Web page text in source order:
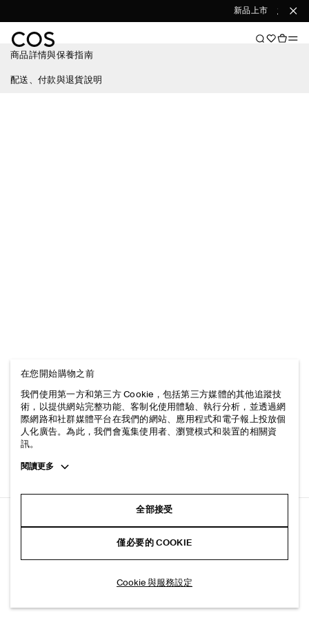
新品上市 選購女裝
商品詳情與保養指南
配送、付款與退貨說明
在您開始購物之前
我們使用第一方和第三方 Cookie，包括第三方媒體的其他追蹤技
術，以提供網站完整功能、客制化使用體驗、執行分析，並透過網
際網路和社群媒體平台在我們的網站、應用程式和電子報上投放個
人化廣告。為此，我們會蒐集使用者、瀏覽模式和裝置的相關資
訊。
Toggle
閱讀更多
全部接受
僅必要的 COOKIE
Cookie 與服務設定